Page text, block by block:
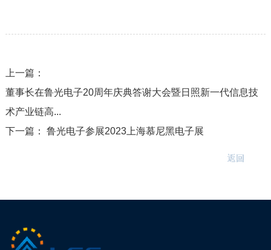
上一篇：
董事长在鲁光电子20周年庆典答谢大会暨日照新一代信息技
术产业链高...
下一篇： 鲁光电子参展2023上海慕尼黑电子展
返回